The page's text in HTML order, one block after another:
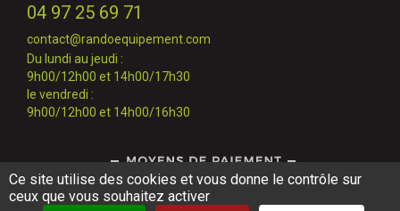
04 97 25 69 71
contact@randoequipement.com
Du lundi au jeudi :
9h00/12h00 et 14h00/17h30
le vendredi :
9h00/12h00 et 14h00/16h30
Ce site utilise des cookies et vous donne le contrôle sur
ceux que vous souhaitez activer